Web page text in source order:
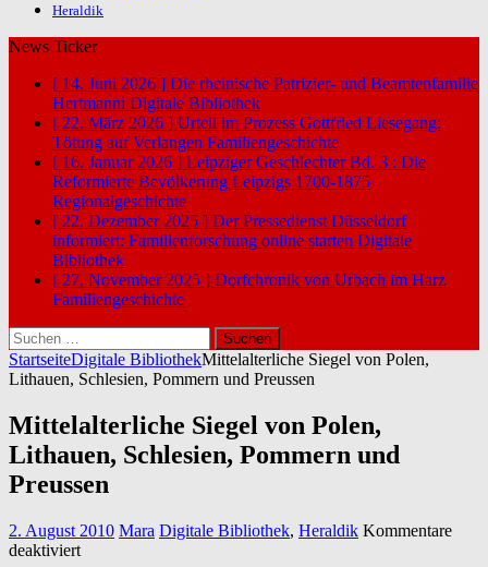
Heraldik
News Ticker
[ 14. Juni 2026 ] Die rheinische Patrizier- und Beamtenfamilie
Hertmanni Digitale Bibliothek
[ 22. März 2026 ] Urteil im Prozess Gottfried Liesegang:
Tötung auf Verlangen Familiengeschichte
[ 16. Januar 2026 ] Leipziger Geschlechter Bd. 3 : Die
Reformierte Bevölkerung Leipzigs 1700-1875
Regionalgeschichte
[ 22. Dezember 2025 ] Der Pressedienst Düsseldorf
informiert: Familienforschung online starten Digitale
Bibliothek
[ 27. November 2025 ] Dorfchronik von Urbach im Harz
Familiengeschichte
Suchen
nach:
StartseiteDigitale BibliothekMittelalterliche Siegel von Polen,
Lithauen, Schlesien, Pommern und Preussen
Mittelalterliche Siegel von Polen,
Lithauen, Schlesien, Pommern und
Preussen
2. August 2010 Mara Digitale Bibliothek, Heraldik Kommentare
deaktiviertfür